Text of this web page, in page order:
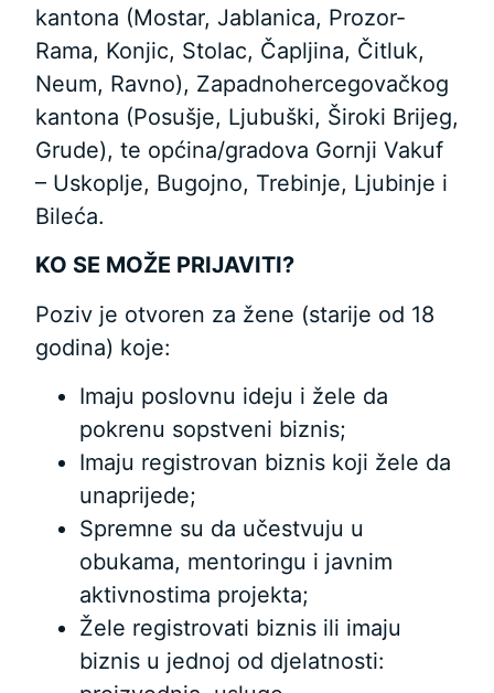
kantona (Mostar, Jablanica, Prozor-
Rama, Konjic, Stolac, Čapljina, Čitluk,
Neum, Ravno), Zapadnohercegovačkog
kantona (Posušje, Ljubuški, Široki Brijeg,
Grude), te općina/gradova Gornji Vakuf
– Uskoplje, Bugojno, Trebinje, Ljubinje i
Bileća.
KO SE MOŽE PRIJAVITI?
Poziv je otvoren za žene (starije od 18
godina) koje:
Imaju poslovnu ideju i žele da
pokrenu sopstveni biznis;
Imaju registrovan biznis koji žele da
unaprijede;
Spremne su da učestvuju u
obukama, mentoringu i javnim
aktivnostima projekta;
Žele registrovati biznis ili imaju
biznis u jednoj od djelatnosti: